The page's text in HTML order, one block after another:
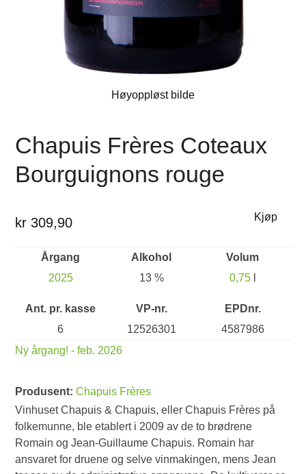
Høyoppløst bilde
Chapuis Frères Coteaux
Bourguignons rouge
kr 309,90 Kjøp
Årgang
2025
Alkohol
13 %
Volum
0,75l
Ant. pr. kasse
6
VP-nr.
12526301
EPDnr.
4587986
Ny årgang! - feb. 2026
Produsent:Chapuis Frères
Vinhuset Chapuis & Chapuis, eller Chapuis Frères på
folkemunne, ble etablert i 2009 av de to brødrene
Romain og Jean-Guillaume Chapuis. Romain har
ansvaret for druene og selve vinmakingen, mens Jean